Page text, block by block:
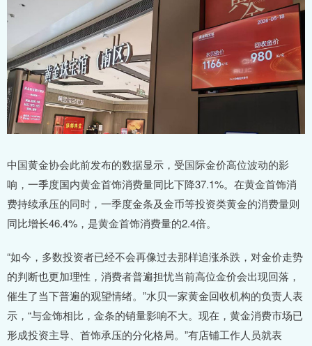
中国黄金协会此前发布的数据显示，受国际金价高位波动的影
响，一季度国内黄金首饰消费量同比下降37.1%。在黄金首饰消
费持续承压的同时，一季度金条及金币等投资类黄金的消费量则
同比增长46.4%，是黄金首饰消费量的2.4倍。
“如今，多数投资者已经不会再像过去那样追涨杀跌，对金价走势
的判断也更加理性，消费者普遍担忧当前高位金价会出现回落，
催生了当下普遍的观望情绪。”水贝一家黄金回收机构的负责人表
示，“与金饰相比，金条的销量影响不大。现在，黄金消费市场已
形成投资主导、首饰承压的分化格局。”有店铺工作人员就表